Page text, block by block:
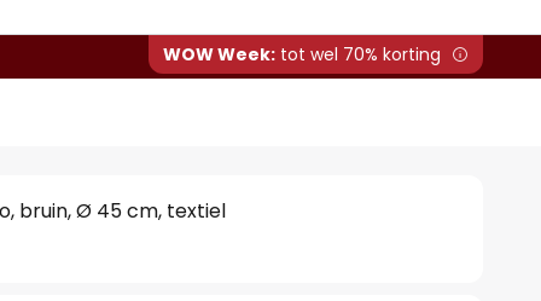
WOW Week: tot wel 70% korting
bruin, Ø 45 cm, textiel